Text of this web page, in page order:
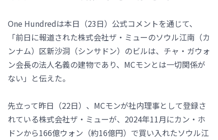
One Hundredは本日（23日）公式コメントを通じて、
「前日に報道された株式会社ザ・ミューのソウル江南（カ
ンナム）区新沙洞（シンサドン）のビルは、チャ・ガウォ
ン会長の法人名義の建物であり、MCモンとは一切関係が
ない」と伝えた。
先立って昨日（22日）、MCモンが社内理事として登録さ
れている株式会社ザ・ミューが、2024年11月にカン・ホ
ドンから166億ウォン（約16億円）で買い入れたソウル江